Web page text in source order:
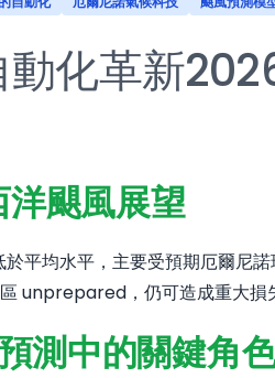
化革新
颶風展望
平均水平，主要受預期厄爾尼
unprepared，仍可造成重大損
測中的關鍵角